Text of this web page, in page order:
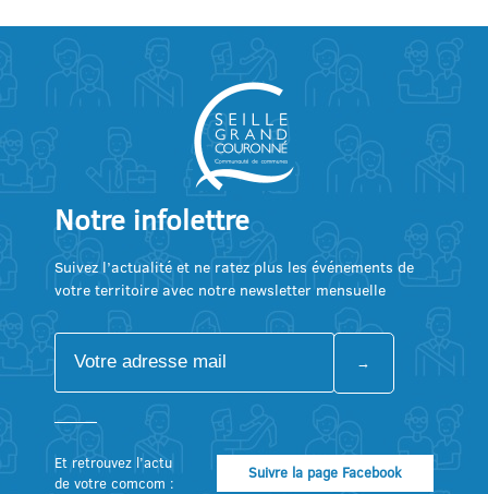
Notre infolettre
Suivez l’actualité et ne ratez plus les événements de
votre territoire avec notre newsletter mensuelle
Et retrouvez l’actu
de votre comcom :
Suivre la page Facebook